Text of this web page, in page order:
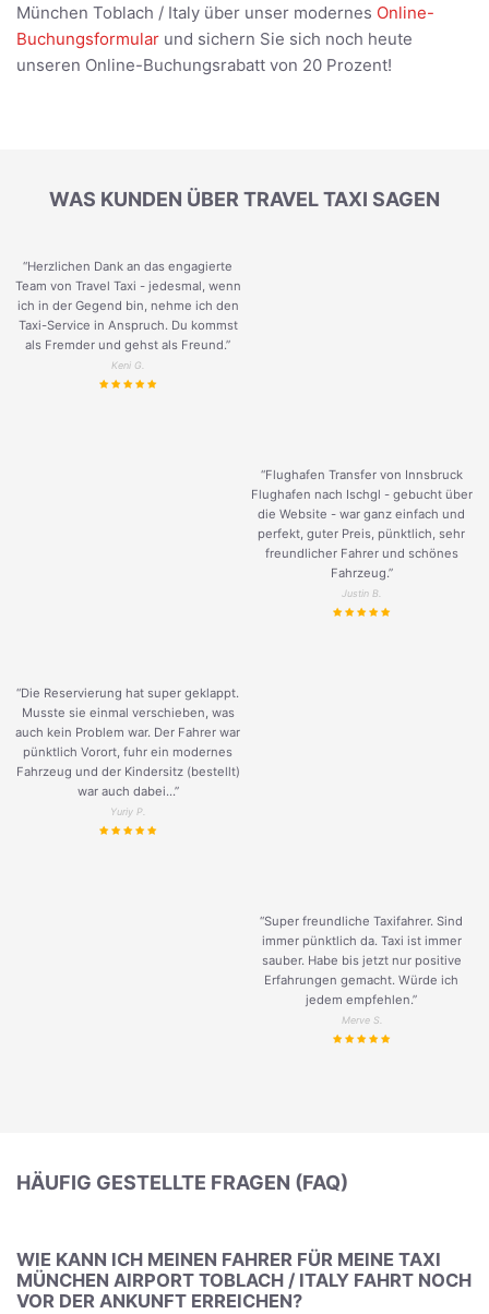
München Toblach / Italy über unser modernes Online-
Buchungsformular und sichern Sie sich noch heute
unseren Online-Buchungsrabatt von 20 Prozent!
WAS KUNDEN ÜBER TRAVEL TAXI SAGEN
“Herzlichen Dank an das engagierte
Team von Travel Taxi - jedesmal, wenn
ich in der Gegend bin, nehme ich den
Taxi-Service in Anspruch. Du kommst
als Fremder und gehst als Freund.”
Keni G.
“Flughafen Transfer von Innsbruck
Flughafen nach Ischgl - gebucht über
die Website - war ganz einfach und
perfekt, guter Preis, pünktlich, sehr
freundlicher Fahrer und schönes
Fahrzeug.”
Justin B.
“Die Reservierung hat super geklappt.
Musste sie einmal verschieben, was
auch kein Problem war. Der Fahrer war
pünktlich Vorort, fuhr ein modernes
Fahrzeug und der Kindersitz (bestellt)
war auch dabei...”
Yuriy P.
“Super freundliche Taxifahrer. Sind
immer pünktlich da. Taxi ist immer
sauber. Habe bis jetzt nur positive
Erfahrungen gemacht. Würde ich
jedem empfehlen.”
Merve S.
HÄUFIG GESTELLTE FRAGEN (FAQ)
WIE KANN ICH MEINEN FAHRER FÜR MEINE TAXI
MÜNCHEN AIRPORT TOBLACH / ITALY FAHRT NOCH
VOR DER ANKUNFT ERREICHEN?